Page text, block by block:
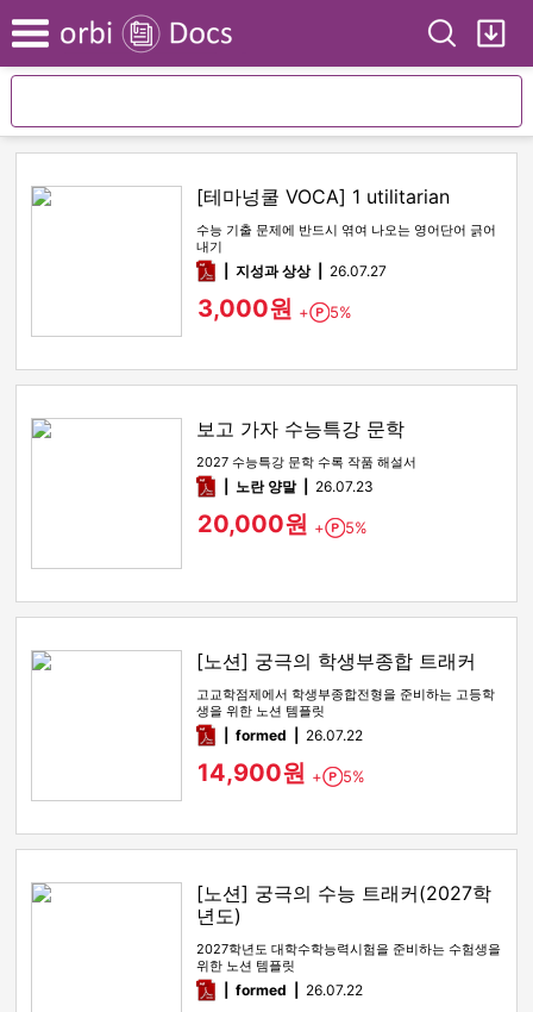
Menu Search
[테마넝쿨 VOCA] 1 utilitarian
수능 기출 문제에 반드시 엮여 나오는 영어단어 긁어
내기
pdf지성과 상상 26.07.27
3,000원 + Point
5%
보고 가자 수능특강 문학
2027 수능특강 문학 수록 작품 해설서
pdf노란 양말 26.07.23
20,000원 + Point
5%
[노션] 궁극의 학생부종합 트래커
고교학점제에서 학생부종합전형을 준비하는 고등학
생을 위한 노션 템플릿
pdfformed 26.07.22
14,900원 + Point
5%
[노션] 궁극의 수능 트래커(2027학
년도)
2027학년도 대학수학능력시험을 준비하는 수험생을
위한 노션 템플릿
pdfformed 26.07.22